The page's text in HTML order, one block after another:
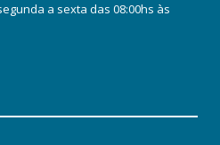
a sexta das 08:00hs às